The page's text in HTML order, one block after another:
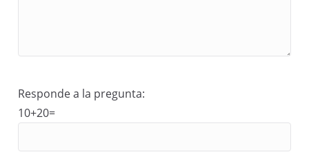
Responde a la pregunta:
10+20=